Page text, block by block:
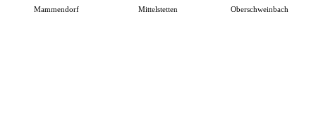
Mammendorf Mittelstetten Oberschweinbach